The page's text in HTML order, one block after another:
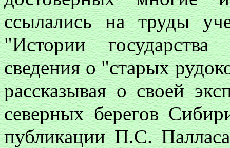
ссылались на труды
"Истории
сведения о "старых
рассказывая о своей
северных берегов
публикации П.С.